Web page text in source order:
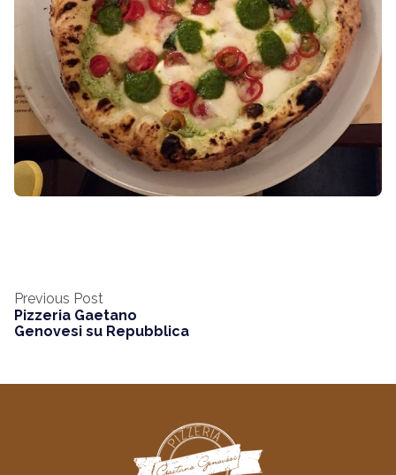
Previous Post
Pizzeria Gaetano
Genovesi su Repubblica